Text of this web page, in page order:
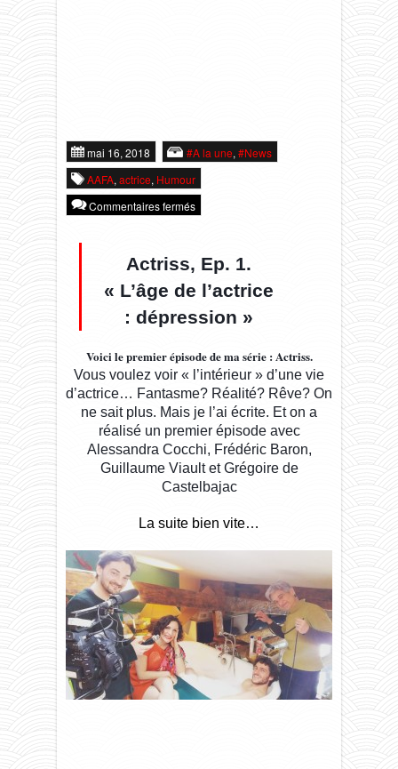
Le Kabaret Kuntz
Wonderkuntz
Arrête de t’plaindre (…)
Miss Crise
Dixlesic
Slam / Poésie / Ecriture
Présentation
Equipe ▂▃▅▇█▓
WORKSHOP
Action Pédagogique
Ateliers / Cours / Stages ✲´*。❄
Eclats de rire / Ateliers Youtubeurs
Expériences & Intervenants 。*。
MEDIA
Revue de presse -`ღ´-
Photos / Vidéos くコ:彡
CONTACT
L’ÉCOLE
mai 16, 2018 #A la une, #News
AAFA, actrice, Humour
Commentaires fermés
Actriss, Ep. 1.
« L’âge de l’actrice
: dépression »
Voici le premier épisode de ma série : Actriss.
Vous voulez voir « l’intérieur » d’une vie
d’actrice… Fantasme? Réalité? Rêve? On
ne sait plus. Mais je l’ai écrite. Et on a
réalisé un premier épisode avec
Alessandra Cocchi, Frédéric Baron,
Guillaume Viault et Grégoire de
Castelbajac
La suite bien vite…